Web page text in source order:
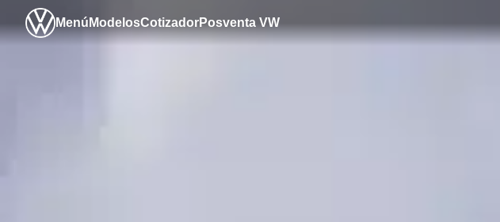
Menú ModelosCotizadorPosventa VW